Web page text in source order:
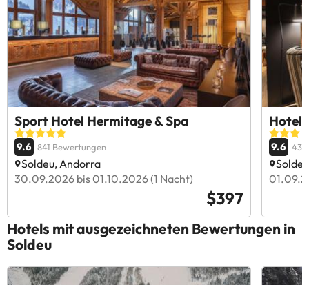
Sport Hotel Hermitage & Spa
9.6 841 Bewertungen
Soldeu, Andorra
30.09.2026 bis 01.10.2026 (1 Nacht)
$397
Hotel
9.6
Hotels mit ausgezeichneten Bewertungen in
Soldeu